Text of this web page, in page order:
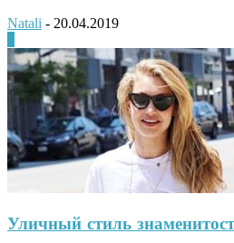
Natali - 20.04.2019
Уличный стиль